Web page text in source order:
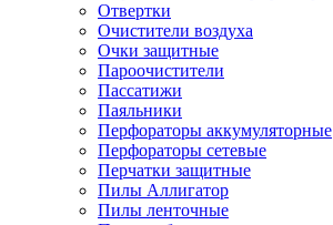
Отвертки
Очистители воздуха
Очки защитные
Пароочистители
Пассатижи
Паяльники
Перфораторы аккумуляторные
Перфораторы сетевые
Перчатки защитные
Пилы Аллигатор
Пилы ленточные